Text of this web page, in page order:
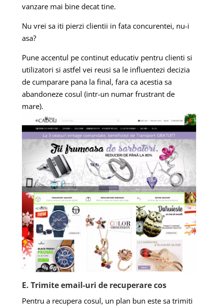
vanzare mai bine decat tine.
Nu vrei sa iti pierzi clientii in fata concurentei, nu-i
asa?
Pune accentul pe continut educativ pentru clienti si
utilizatori si astfel vei reusi sa le influentezi decizia
de cumparare pana la final, fara ca acestia sa
abandoneze cosul (intr-un numar frustrant de
mare).
E. Trimite email-uri de recuperare cos
Pentru a recupera cosul, un plan bun este sa trimiti